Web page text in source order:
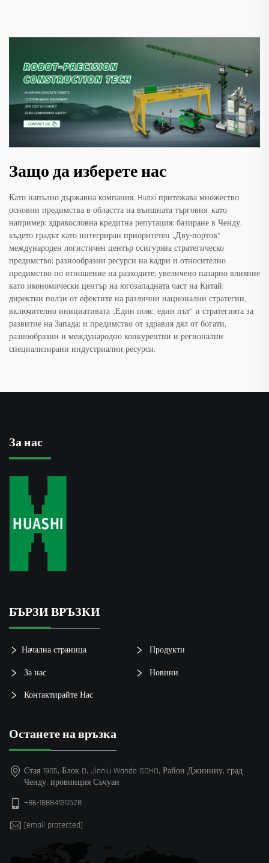
Защо да изберете нас
Като напълно държавна компания, Huaxi притежава множество
основни предимства в областта на външната търговия, като
например: здравословна кредитна репутация; базиране в Ченду,
където градът като интегриран приоритетен „Дву-портов“
международен логистичен център осигурява стратегическо
предимство; разнообразни ресурси на кадри и относително
предимство по отношение на разходите; увеличено пазарно влияние
като икономически център на югозападната част на Китай;
директни ползи от ефектите на различни национални стратегии,
включително инициативата „Един пояс, един път“ и стратегията за
развитие на Запада; и предимство от здравия дял от богати,
разнообразни и международно конкурентни и регионални
специализирани индустриални ресурси.
За нас
БЪРЗИ ВРЪЗКИ
Начална страница Продукти
За нас Новини
Контактирайте Нас
Останете на връзка
Стая 1905, Блок D, Jinniu Wanda SOHO, Район Джинниу, град
Ченду, провинция Съчуан
+86-18884139528
[email protected]